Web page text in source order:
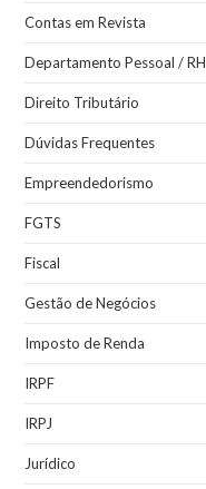
Contas em Revista
Departamento Pessoal / RH
Direito Tributário
Dúvidas Frequentes
Empreendedorismo
FGTS
Fiscal
Gestão de Negócios
Imposto de Renda
IRPF
IRPJ
Jurídico